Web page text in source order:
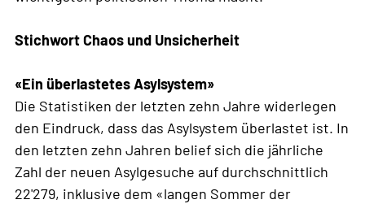
Stichwort Chaos und Unsicherheit
«Ein überlastetes Asylsystem»
Die Statistiken der letzten zehn Jahre widerlegen
den Eindruck, dass das Asylsystem überlastet ist. In
den letzten zehn Jahren belief sich die jährliche
Zahl der neuen Asylgesuche auf durchschnittlich
22'279, inklusive dem «langen Sommer der